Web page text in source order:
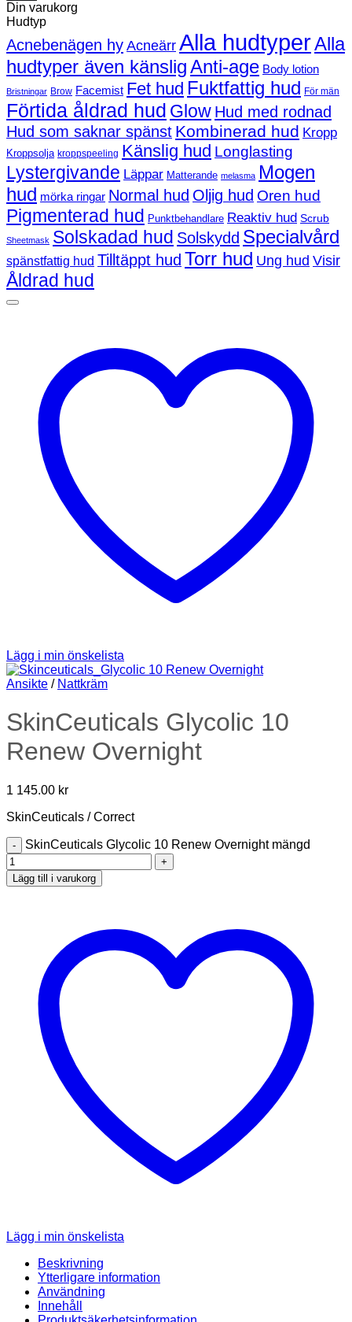
Din varukorg
Hudtyp
Acnebenägen hy Acneärr Alla hudtyperAlla
hudtyper även känsligAnti-age Body lotion
Bristningar Brow Facemist Fet hud Fuktfattig hud För män
Förtida åldrad hud Glow Hud med rodnad
Hud som saknar spänst Kombinerad hud Kropp
Kroppsolja kroppspeeling Känslig hud Longlasting
Lystergivande Läppar Matterande melasma Mogen
hud mörka ringar Normal hud Oljig hud Oren hud
Pigmenterad hud Punktbehandlare Reaktiv hud Scrub
Sheetmask Solskadad hud Solskydd Specialvård
spänstfattig hud Tilltäppt hud Torr hud Ung hud Visir
Åldrad hud
Lägg i min önskelista
Ansikte / Nattkräm
SkinCeuticals Glycolic 10
Renew Overnight
1 145.00 kr
SkinCeuticals / Correct
SkinCeuticals Glycolic 10 Renew Overnight mängd
Lägg till i varukorg
Lägg i min önskelista
Beskrivning
Ytterligare information
Användning
Innehåll